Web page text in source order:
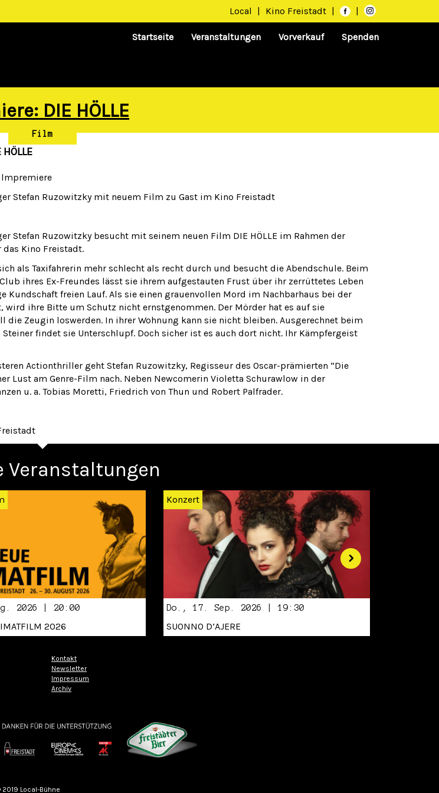
Local | Kino Freistadt | |
Startseite Veranstaltungen Vorverkauf Spenden
DIE HÖLLE
Film
Stefan Ruzowitzky mit neuem Film zu Gast im Kino Freistadt
Stefan Ruzowitzky besucht mit seinem neuen Film DIE HÖLLE im Rahmen der
das Kino Freistadt.
als Taxifahrerin mehr schlecht als recht durch und besucht die Abendschule. Beim
ihres Ex-Freundes lässt sie ihrem aufgestauten Frust über ihr zerrüttetes Leben
Kundschaft freien Lauf. Als sie einen grauenvollen Mord im Nachbarhaus bei der
wird ihre Bitte um Schutz nicht ernstgenommen. Der Mörder hat es auf sie
die Zeugin loswerden. In ihrer Wohnung kann sie nicht bleiben. Ausgerechnet beim
Steiner findet sie Unterschlupf. Doch sicher ist es auch dort nicht. Ihr Kämpfergeist
Actionthriller geht Stefan Ruzowitzky, Regisseur des Oscar-prämierten “Die
Lust am Genre-Film nach. Neben Newcomerin Violetta Schurawlow in der
u. a. Tobias Moretti, Friedrich von Thun und Robert Palfrader.
Veranstaltungen
2026 | 20:00
2026
Konzert
Do., 17. Sep. 2026 | 19:30
SUONNO D’AJERE
Kontakt
Newsletter
Impressum
Archiv
2019 Local-Bühne